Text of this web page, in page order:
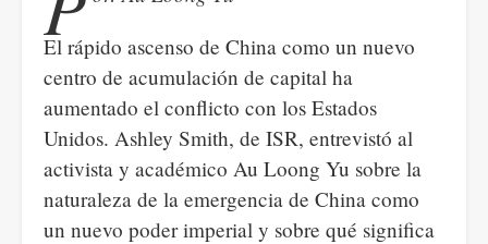
El rápido ascenso de China como un nuevo
centro de acumulación de capital ha
aumentado el conflicto con los Estados
Unidos. Ashley Smith, de ISR, entrevistó al
activista y académico Au Loong Yu sobre la
naturaleza de la emergencia de China como
un nuevo poder imperial y sobre qué significa